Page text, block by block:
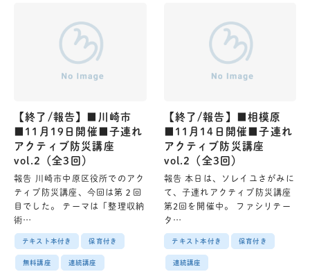
【終了/報告】■川崎市
■11月19日開催■子連れ
アクティブ防災講座
vol.2（全3回）
報告 川崎市中原区役所でのアク
ティブ防災講座、今回は第２回
目でした。 テーマは「整理収納
術…
テキスト本付き 保育付き
無料講座 連続講座
【終了/報告】■相模原
■11月14日開催■子連れ
アクティブ防災講座
vol.2（全3回）
報告 本日は、ソレイユさがみに
て、子連れアクティブ防災講座
第2回を開催中。 ファシリテー
タ…
テキスト本付き 保育付き
連続講座